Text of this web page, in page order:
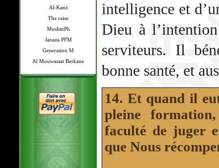
Al-Kanz
The raise
MuslimPh
Janaza PFM
Generation M
Al Mouwassat Berkane
intelligence et
Dieu à
serviteurs. Il
bonne santé, et
14. Et quand il
pleine
faculté de juger
que Nous